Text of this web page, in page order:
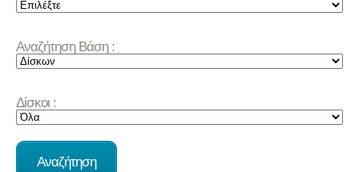
Αναζήτηση Βάση :
Δίσκοι :